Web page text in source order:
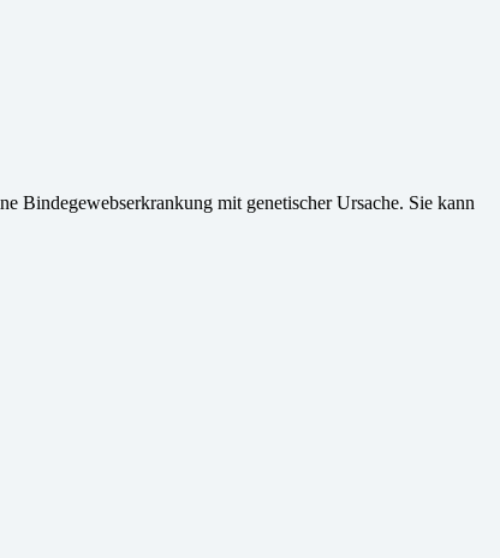
Bindegewebserkrankung mit genetischer Ursache. Sie kann